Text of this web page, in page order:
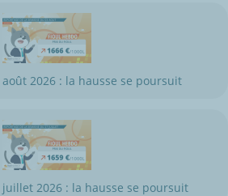
2026 : la hausse se poursuit
2026 : la hausse se poursuit